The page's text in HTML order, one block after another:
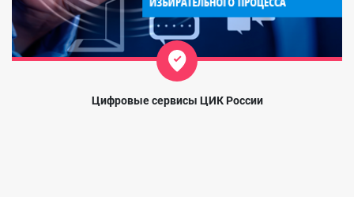
Цифровые сервисы ЦИК России